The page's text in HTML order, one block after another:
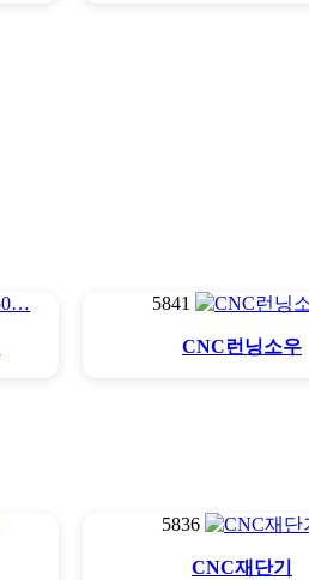
5841
CNC런닝소우
5836
CNC재단기